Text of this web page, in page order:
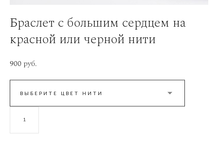
Браслет с большим сердцем на
красной или черной нити
900 pуб.
ВЫБЕРИТЕ ЦВЕТ НИТИ